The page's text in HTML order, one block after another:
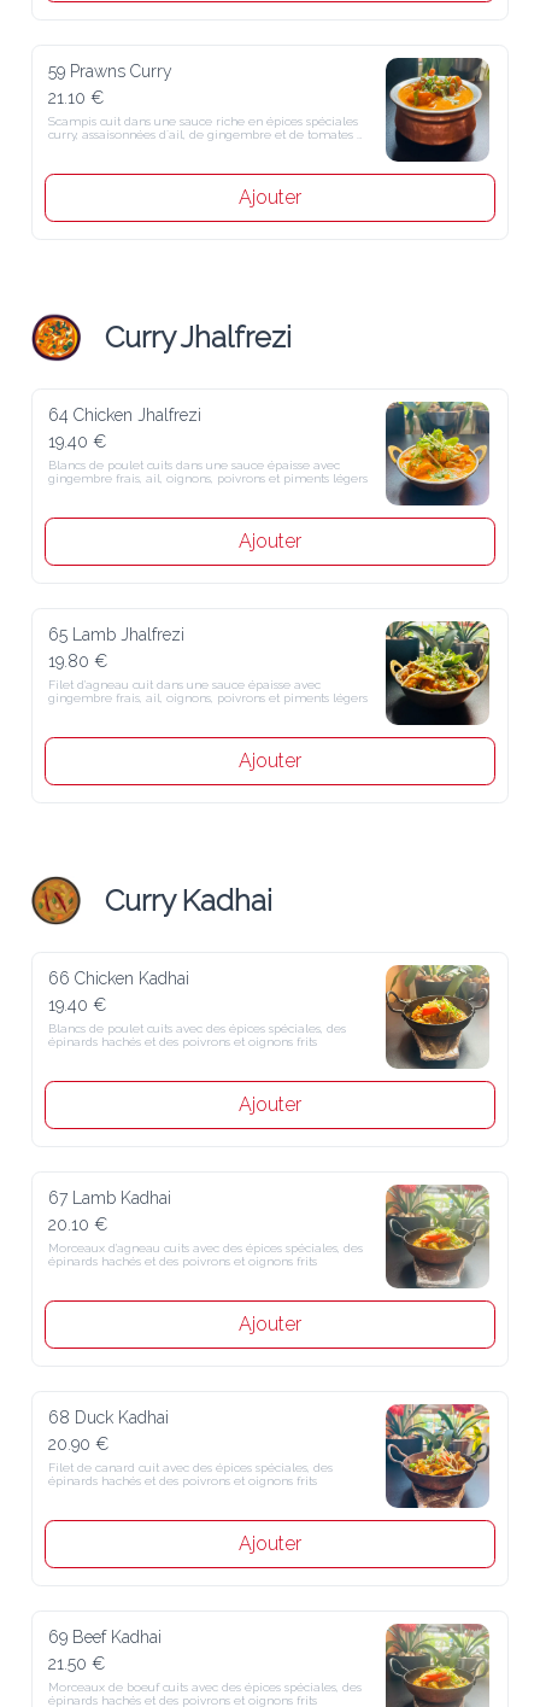
59 Prawns Curry
21.10 €
Scampis cuit dans une sauce riche en épices spéciales curry,
assaisonnées d´ail, de gingembre et de tomates fraîches
Ajouter
Curry Jhalfrezi
64 Chicken Jhalfrezi
19.40 €
Blancs de poulet cuits dans une sauce épaisse avec gingembre frais,
ail, oignons, poivrons et piments légers
Ajouter
65 Lamb Jhalfrezi
19.80 €
Filet d'agneau cuit dans une sauce épaisse avec gingembre frais, ail,
oignons, poivrons et piments légers
Ajouter
Curry Kadhai
66 Chicken Kadhai
19.40 €
Blancs de poulet cuits avec des épices spéciales, des épinards hachés
et des poivrons et oignons frits
Ajouter
67 Lamb Kadhai
20.10 €
Morceaux d'agneau cuits avec des épices spéciales, des épinards
hachés et des poivrons et oignons frits
Ajouter
68 Duck Kadhai
20.90 €
Filet de canard cuit avec des épices spéciales, des épinards hachés et
des poivrons et oignons frits
Ajouter
69 Beef Kadhai
21.50 €
Morceaux de boeuf cuits avec des épices spéciales, des épinards
hachés et des poivrons et oignons frits